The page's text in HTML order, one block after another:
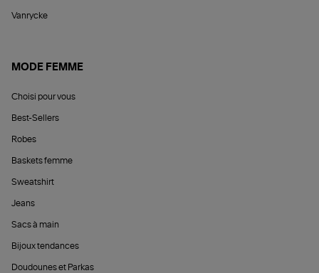
Vanrycke
MODE FEMME
Choisi pour vous
Best-Sellers
Robes
Baskets femme
Sweatshirt
Jeans
Sacs à main
Bijoux tendances
Doudounes et Parkas